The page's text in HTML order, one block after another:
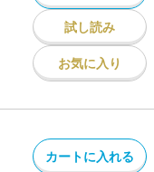
試し読み
お気に入り
カートに入れる